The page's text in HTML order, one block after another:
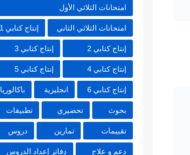
امتحانات الثلاثي الأول
امتحانات الثلاثي الثاني إنتاج كتابي 1
إنتاج كتابي 2 إنتاج كتابي 3
إنتاج كتابي 4 إنتاج كتابي 5
إنتاج كتابي 6 انجليزية باكالوريا
بحوث تحضيري تطبيقات
تقييمات تمارين دروس
دعم و علاج دفاتر إعداد الدروس